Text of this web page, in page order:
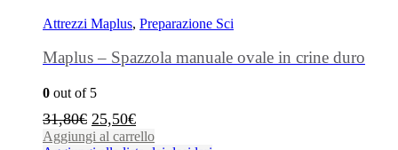
Attrezzi Maplus, Preparazione Sci
Maplus – Spazzola manuale ovale in crine duro
0 out of 5
31,80€ 25,50€
Aggiungi al carrello